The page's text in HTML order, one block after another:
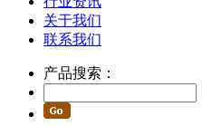
关于我们
联系我们
产品搜索：